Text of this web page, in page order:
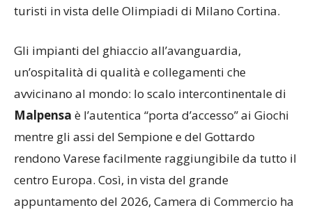
un’ospitalità di qualità e collegamenti che
avvicinano al mondo: lo scalo intercontinentale di
Malpensa è l’autentica “porta d’accesso” ai Giochi
mentre gli assi del Sempione e del Gottardo
rendono Varese facilmente raggiungibile da tutto il
centro Europa. Così, in vista del grande
appuntamento del 2026, Camera di Commercio ha